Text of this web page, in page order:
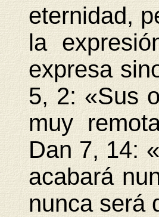
eternidad,
la
expresa
5, 2: «Sus
muy
Dan 7, 14:
acabará
nunca será